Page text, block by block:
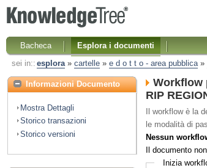
Bacheca Esplora i documenti
sei in:: esplora» cartelle» e d o t t o - area pubblica»
Informazioni Documento
Mostra Dettagli
Storico transazioni
Storico versioni
Workflow
RIP
Il workflow è la
le modalità di
Nessun
Il documento
Inizia